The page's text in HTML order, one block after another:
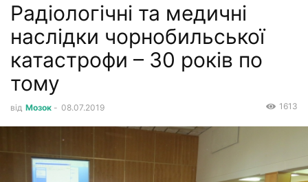
Радіологічні та медичні
наслідки чорнобильської
катастрофи – 30 років по
тому
від Мозок - 08.07.2019 1613